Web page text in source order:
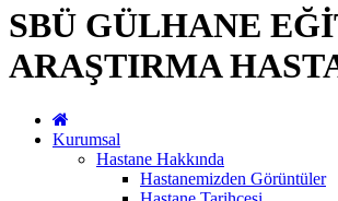
SBÜ GÜLHANE
ARAŞTIRMA
Kurumsal
Hastane Hakkında
Hastanemizden Görüntüler